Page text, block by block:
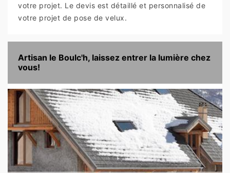
votre projet. Le devis est détaillé et personnalisé de
votre projet de pose de velux.
Artisan le Boulc'h, laissez entrer la lumière chez
vous!